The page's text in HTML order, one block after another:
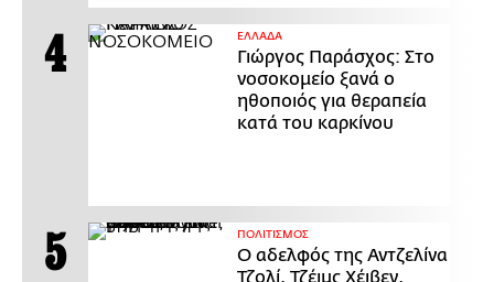
ΕΛΛΑΔΑ
Γιώργος Παράσχος: Στο
νοσοκομείο ξανά ο
ηθοποιός για θεραπεία
κατά του καρκίνου
ΠΟΛΙΤΙΣΜΟΣ
Ο αδελφός της Αντζελίνα
Τζολί, Τζέιμς Χέιβεν,